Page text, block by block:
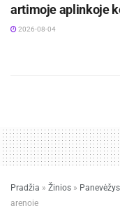
artimoje aplinkoje
2026-08-04
Pradžia » Žinios » Panevėžys
arenoje